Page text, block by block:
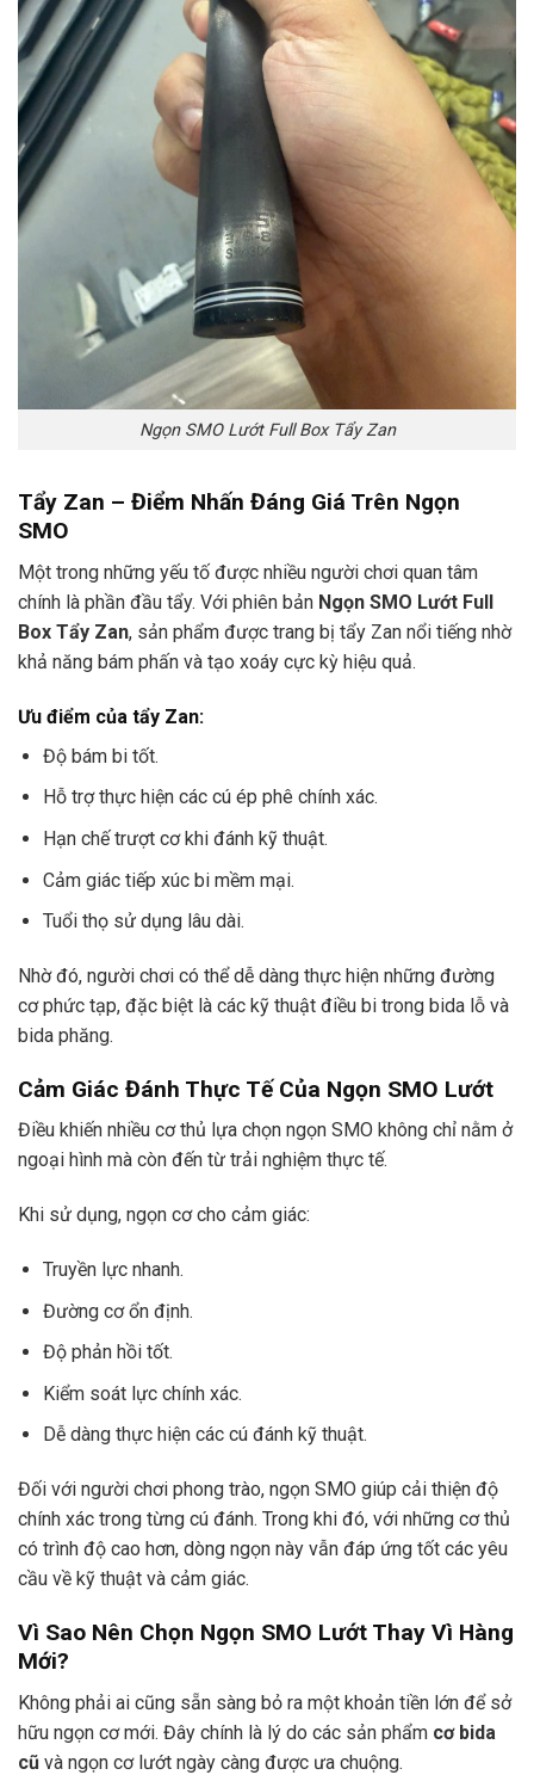
Ngọn SMO Lướt Full Box Tẩy Zan
Tẩy Zan – Điểm Nhấn Đáng Giá Trên Ngọn
SMO
Một trong những yếu tố được nhiều người chơi quan tâm
chính là phần đầu tẩy. Với phiên bản Ngọn SMO Lướt Full
Box Tẩy Zan, sản phẩm được trang bị tẩy Zan nổi tiếng nhờ
khả năng bám phấn và tạo xoáy cực kỳ hiệu quả.
Ưu điểm của tẩy Zan:
Độ bám bi tốt.
Hỗ trợ thực hiện các cú ép phê chính xác.
Hạn chế trượt cơ khi đánh kỹ thuật.
Cảm giác tiếp xúc bi mềm mại.
Tuổi thọ sử dụng lâu dài.
Nhờ đó, người chơi có thể dễ dàng thực hiện những đường
cơ phức tạp, đặc biệt là các kỹ thuật điều bi trong bida lỗ và
bida phăng.
Cảm Giác Đánh Thực Tế Của Ngọn SMO Lướt
Điều khiến nhiều cơ thủ lựa chọn ngọn SMO không chỉ nằm ở
ngoại hình mà còn đến từ trải nghiệm thực tế.
Khi sử dụng, ngọn cơ cho cảm giác:
Truyền lực nhanh.
Đường cơ ổn định.
Độ phản hồi tốt.
Kiểm soát lực chính xác.
Dễ dàng thực hiện các cú đánh kỹ thuật.
Đối với người chơi phong trào, ngọn SMO giúp cải thiện độ
chính xác trong từng cú đánh. Trong khi đó, với những cơ thủ
có trình độ cao hơn, dòng ngọn này vẫn đáp ứng tốt các yêu
cầu về kỹ thuật và cảm giác.
Vì Sao Nên Chọn Ngọn SMO Lướt Thay Vì Hàng
Mới?
Không phải ai cũng sẵn sàng bỏ ra một khoản tiền lớn để sở
hữu ngọn cơ mới. Đây chính là lý do các sản phẩm cơ bida
cũ và ngọn cơ lướt ngày càng được ưa chuộng.